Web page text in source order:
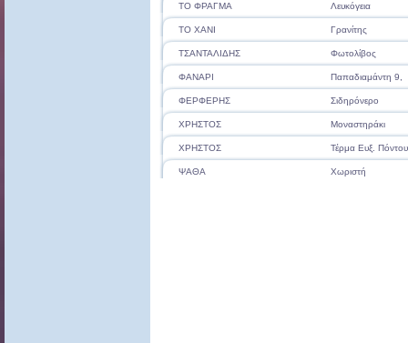
ΤΟ ΦΡΑΓΜΑ Λευκόγεια
ΤΟ ΧΑΝΙ Γρανίτης
ΤΣΑΝΤΑΛΙΔΗΣ Φωτολίβος
ΦΑΝΑΡΙ Παπαδιαμάντη 9,
ΦΕΡΦΕΡΗΣ Σιδηρόνερο
ΧΡΗΣΤΟΣ Μοναστηράκι
ΧΡΗΣΤΟΣ Τέρμα Ευξ.
ΨΑΘΑ Χωριστή